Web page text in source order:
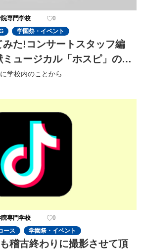
専門学校
0
学園祭・イベント
た!コンサートスタッフ編
ミュージカル「ホスピ」の⾒
た!
学校内のことから...
専門学校
0
ース 学園祭・イベント